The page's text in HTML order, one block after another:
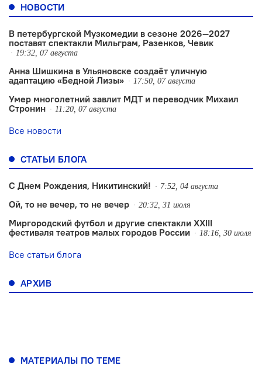
НОВОСТИ
В петербургской Музкомедии в сезоне 2026—2027
поставят спектакли Мильграм, Разенков, Чевик
19:32, 07 августа
Анна Шишкина в Ульяновске создаëт уличную
адаптацию «Бедной Лизы»
17:50, 07 августа
Умер многолетний завлит МДТ и переводчик Михаил
Стронин
11:20, 07 августа
Все новости
СТАТЬИ БЛОГА
С Днем Рождения, Никитинский! 7:52, 04 августа
Ой, то не вечер, то не вечер 20:32, 31 июля
Миргородский футбол и другие спектакли XXIII
фестиваля театров малых городов России
18:16, 30 июля
Все статьи блога
АРХИВ
МАТЕРИАЛЫ ПО ТЕМЕ